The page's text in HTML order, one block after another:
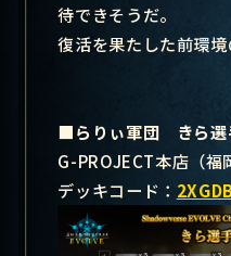
待できそうだ。
復活を果たした前環境
■らりぃ軍団 きら選
G-PROJECT本店（福
デッキコード：